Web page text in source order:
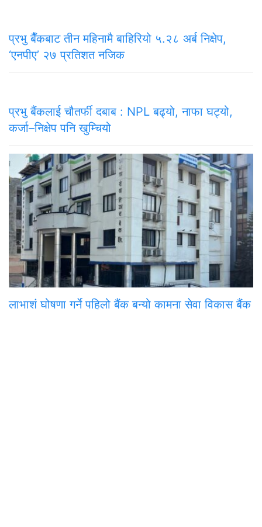
प्रभु बैँकबाट तीन महिनामै बाहिरियो ५.२८ अर्ब निक्षेप,
‘एनपीए’ २७ प्रतिशत नजिक
प्रभु बैंकलाई चौतर्फी दबाब : NPL बढ्यो, नाफा घट्यो,
कर्जा–निक्षेप पनि खुम्चियो
लाभाशं घोषणा गर्ने पहिलो बैंक बन्यो कामना सेवा विकास बैंक